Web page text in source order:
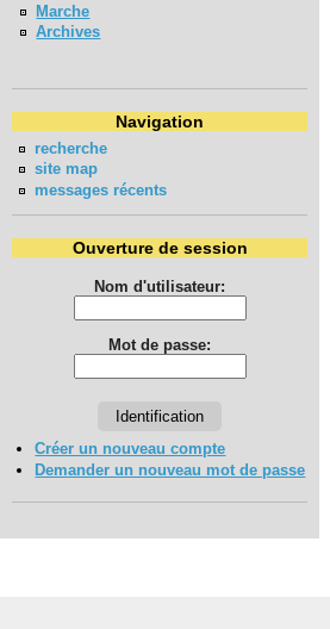
Marche
Archives
Navigation
recherche
site map
messages récents
Ouverture de session
Nom d'utilisateur:
Mot de passe:
Créer un nouveau compte
Demander un nouveau mot de passe